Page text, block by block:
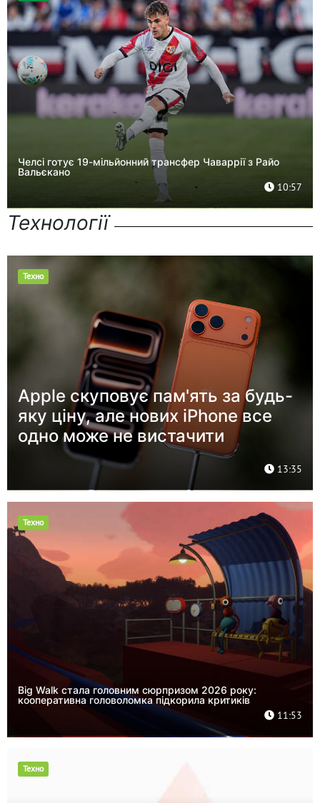
Челсі готує 19-мільйонний трансфер Чаваррії з Райо
Вальєкано
10:57
Технології
Техно
Apple скуповує пам'ять за будь-
яку ціну, але нових iPhone все
одно може не вистачити
13:35
Техно
Big Walk стала головним сюрпризом 2026 року:
кооперативна головоломка підкорила критиків
11:53
Техно